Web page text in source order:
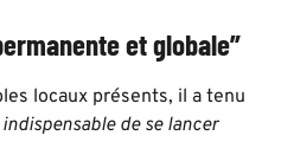
et globale”
locaux présents, il a tenu
indispensable de se lancer